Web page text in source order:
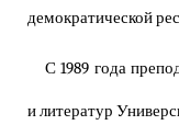
демократической
С 1989 года
и литератур